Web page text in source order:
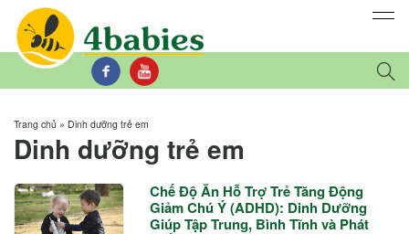
Trang chủ » Dinh dưỡng trẻ em
Dinh dưỡng trẻ em
Chế Độ Ăn Hỗ Trợ Trẻ Tăng Động
Giảm Chú Ý (ADHD): Dinh Dưỡng
Giúp Tập Trung, Bình Tĩnh và Phát